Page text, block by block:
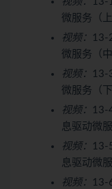
微服务（
视频：
13-
微服务（
视频：
13-
微服务（
视频：
13-
息驱动微
视频：
13-
息驱动微
视频：
13-